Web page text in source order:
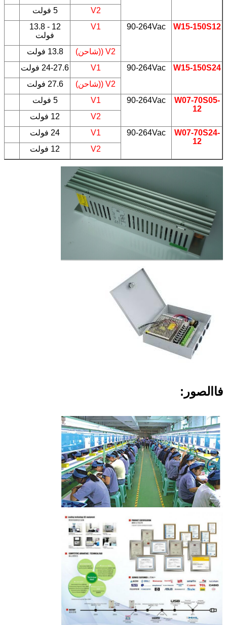
V2
5 فولت
W15-150S12
90-264Vac
V1
12 - 13.8
فولت
V2 ((شاحن)
13.8 فولت
W15-150S24
90-264Vac
V1 24-27.6 فولت
V2 ((شاحن)
27.6 فولت
W07-70S05-
12
90-264Vac
V1 5 فولت
V2
12 فولت
W07-70S24-
12
90-264Vac
V1 24 فولت
V2
12 فولت
فا الصور: